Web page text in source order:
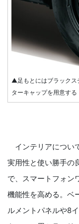
▲足もとにはブラックス
ターキャップを用意する
インテリアについ
実用性と使い勝手の
で、スマートフォン
機能性を高める。ベ
ルメントパネルや8